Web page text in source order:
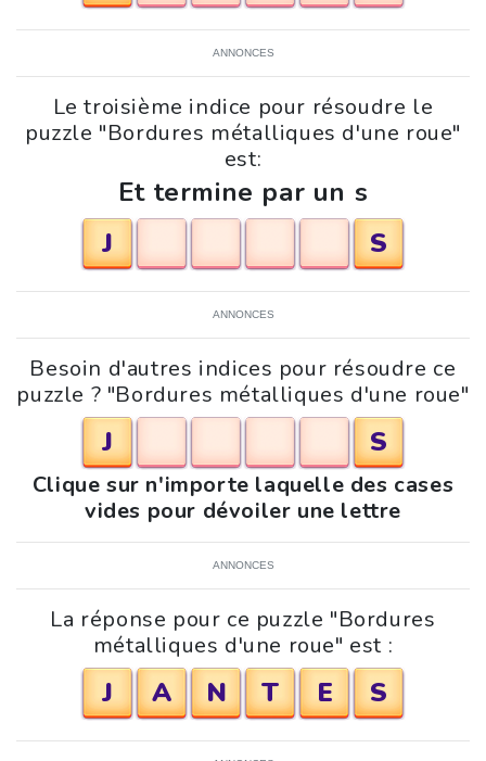
ANNONCES
Le troisième indice pour résoudre le
puzzle "Bordures métalliques d'une roue"
est:
Et termine par un s
J
S
ANNONCES
Besoin d'autres indices pour résoudre ce
puzzle ? "Bordures métalliques d'une roue"
J S
Clique sur n'importe laquelle des cases
vides pour dévoiler une lettre
ANNONCES
La réponse pour ce puzzle "Bordures
métalliques d'une roue" est :
J A N T E S